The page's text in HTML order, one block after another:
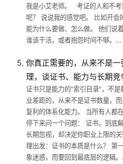
我是小艾老师。 考证的人和不考
呢？ 说说我的感觉吧。 比如开会
能为什么要做、怎么做。 他们说
谁该干活，或者抱怨时间不够。...
你真正需要的，从来不是
理，谈证书、能力与长期竞
证书只是能力的"索引目录"，不
业差距的，从来不是证书数量，
复利的体系化能力。 当所有人都
停下来问一个问题： 证书，到底
长期忽视，却决定你职业上限的
理出发：证书的本质是什么？ 第
象迷惑，而要回到最底层的逻辑